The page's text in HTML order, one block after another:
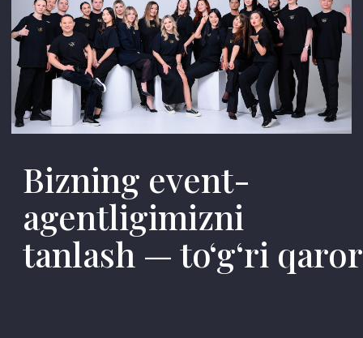
01
Tajriba va professionallik
Biz yirik brendlar bilan ishlaymiz va
hammasini eng yuqori darajada
bajarish qanchalik muhimligini
yaxshi tushunamiz. Mutaxassislarimiz
sizning g‘oyangizni haqiqatga
tinglaymiz va
qiziqishlari hamda
maksimal